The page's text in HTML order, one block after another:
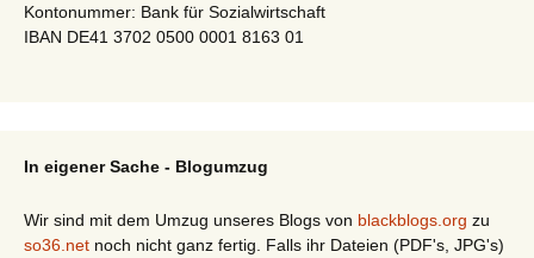
Kontonummer: Bank für Sozialwirtschaft
IBAN DE41 3702 0500 0001 8163 01
In eigener Sache - Blogumzug
Wir sind mit dem Umzug unseres Blogs von blackblogs.org zu
so36.net noch nicht ganz fertig. Falls ihr Dateien (PDF's, JPG's)